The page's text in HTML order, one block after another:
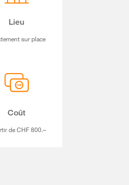
Lieu
sur place
Coût
de CHF 800.–